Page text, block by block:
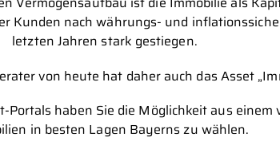
Kunden nach währungs- und
letzten Jahren stark gestiegen.
von heute hat daher auch das Asset
Portals haben Sie die Möglichkeit aus
in besten Lagen Bayerns zu wählen.